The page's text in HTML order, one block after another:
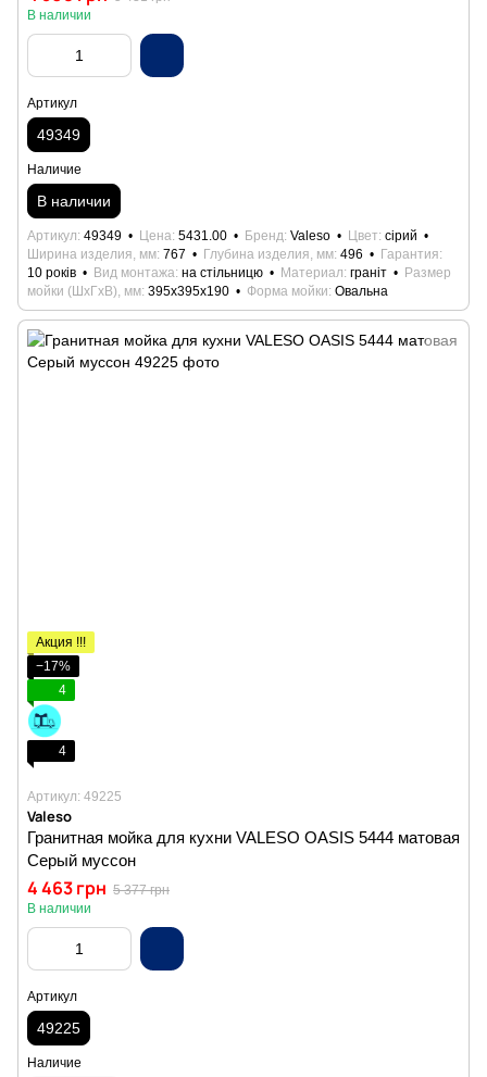
В наличии
Артикул
49349
Наличие
В наличии
Артикул 49349 Цена 5431.00 Бренд Valeso Цвет cірий
Ширина изделия, мм 767 Глубина изделия, мм 496
Гарантия
10 років
Вид монтажа на стільницю Материал граніт
Размер
мойки (ШхГхВ), мм 395x395x190 Форма мойки Овальна
Акция !!!
−17%
4
4
Артикул: 49225
Valeso
Гранитная мойка для кухни VALESO OASIS 5444 матовая
Серый муссон
4 463 грн 5 377 грн
В наличии
Артикул
49225
Наличие